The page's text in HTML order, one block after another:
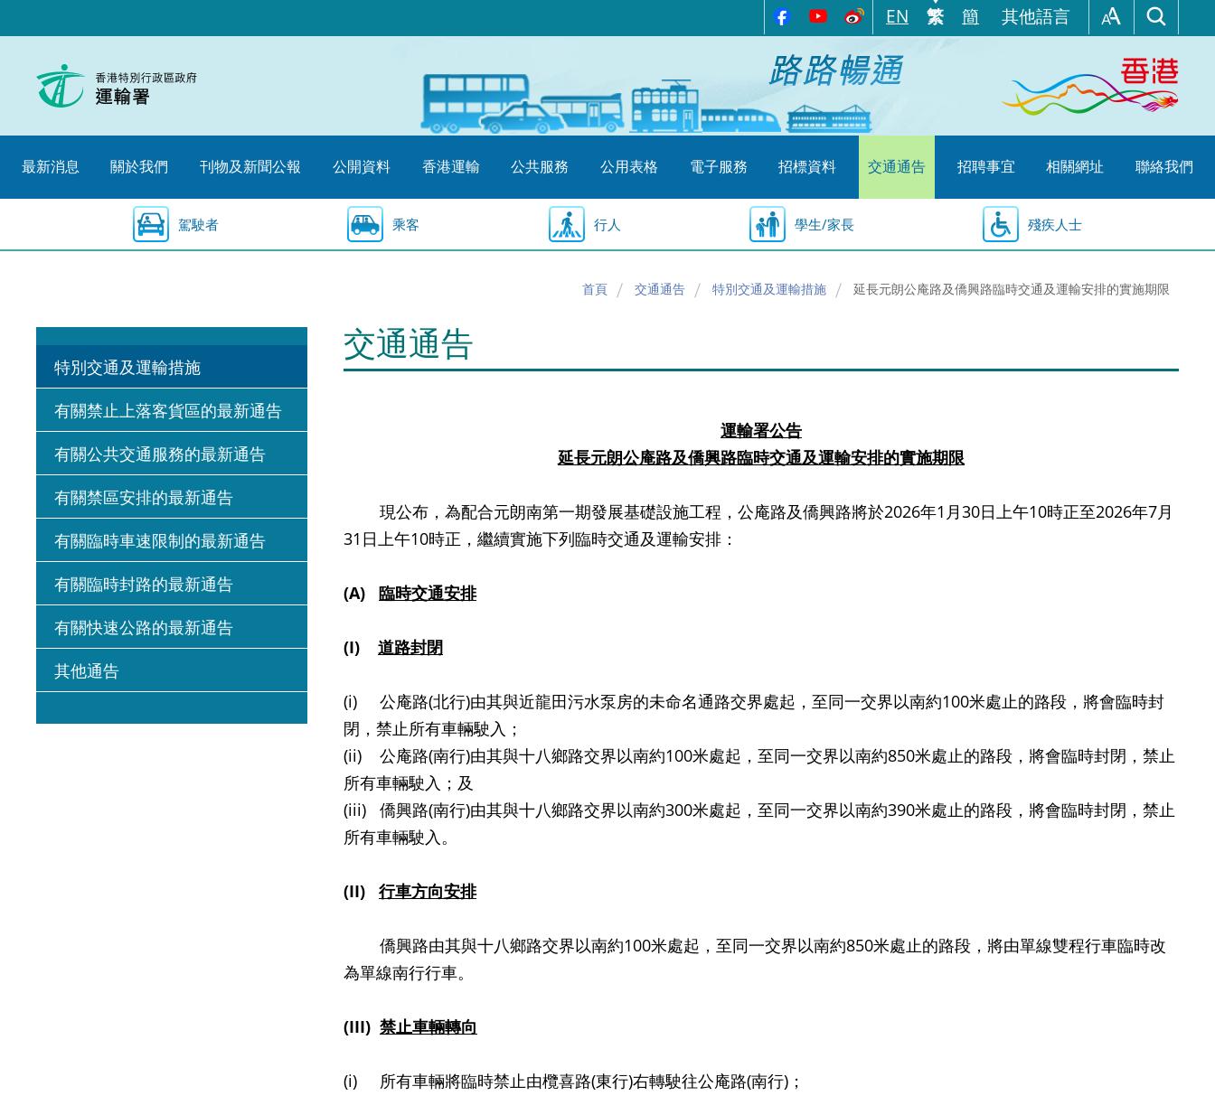
至
始
EN 繁 簡 其他語言
最新消息 關於我們 刊物及新聞公報 公開資料 香港運輸 公共服務 公用表格 電子服務 招標資料 交通通告 招聘事宜 相關網址 聯絡我們
駕駛者 乘客 行人 學生/家長 殘疾人士
首頁 交通通告 特別交通及運輸措施 延長元朗公庵路及僑興路臨時交通及運輸安排的實施期限
特別交通及運輸措施
有關禁止上落客貨區的最新通告
有關公共交通服務的最新通告
有關禁區安排的最新通告
有關臨時車速限制的最新通告
有關臨時封路的最新通告
有關快速公路的最新通告
其他通告
交通通告
運輸署公告
延長元朗公庵路及僑興路臨時交通及運輸安排的實施期限
現公布，為配合元朗南第一期發展基礎設施工程，公庵路及僑興路將於2026年1月30日上午10時正至2026年7月
31日上午10時正，繼續實施下列臨時交通及運輸安排：
(A) 臨時交通安排
(I) 道路封閉
(i) 公庵路(北行)由其與近龍田污水泵房的未命名通路交界處起，至同一交界以南約100米處止的路段，將會臨時封
閉，禁止所有車輛駛入；
(ii) 公庵路(南行)由其與十八鄉路交界以南約100米處起，至同一交界以南約850米處止的路段，將會臨時封閉，禁止
所有車輛駛入；及
(iii) 僑興路(南行)由其與十八鄉路交界以南約300米處起，至同一交界以南約390米處止的路段，將會臨時封閉，禁止
所有車輛駛入。
(II) 行車方向安排
僑興路由其與十八鄉路交界以南約100米處起，至同一交界以南約850米處止的路段，將由單線雙程行車臨時改
為單線南行行車。
(III) 禁止車輛轉向
(i) 所有車輛將臨時禁止由欖喜路(東行)右轉駛往公庵路(南行)；